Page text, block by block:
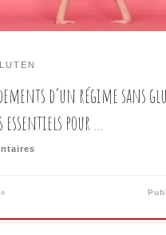
d’un régime sans
pour …